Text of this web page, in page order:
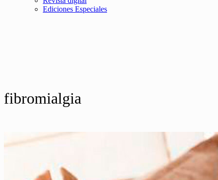
Ediciones Especiales
fibromialgia